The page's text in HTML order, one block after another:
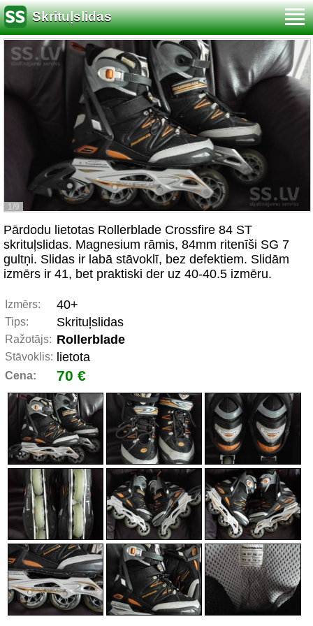
Skrituļslidas
1/9
Pārdodu lietotas Rollerblade Crossfire 84 ST
skrituļslidas. Magnesium rāmis, 84mm ritenīši SG 7
gultņi. Slidas ir labā stāvoklī, bez defektiem. Slidām
izmērs ir 41, bet praktiski der uz 40-40.5 izmēru.
Izmērs: 40+
Tips: Skrituļslidas
Ražotājs: Rollerblade
Stāvoklis: lietota
Cena: 70 €